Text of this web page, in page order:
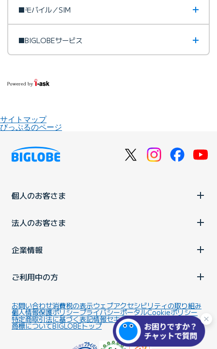
■モバイル／SIM
■BIGLOBEサービス
サイトマップ
びっぷるのページ
個人のお客さま
法人のお客さま
企業情報
ご利用中の方
お問い合わせ消費税の表示ウェブアクセシビリティの取り組み
個人情報保護ポリシープライバシーポータルCookieポリシー
特定商取引法に基づく表記情報セキュリティ基本方針
商標についてBIGLOBEトップ